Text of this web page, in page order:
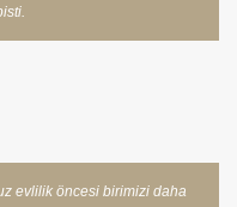
evlilik öncesi birimizi daha